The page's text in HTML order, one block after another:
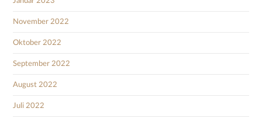
November 2022
Oktober 2022
September 2022
August 2022
Juli 2022